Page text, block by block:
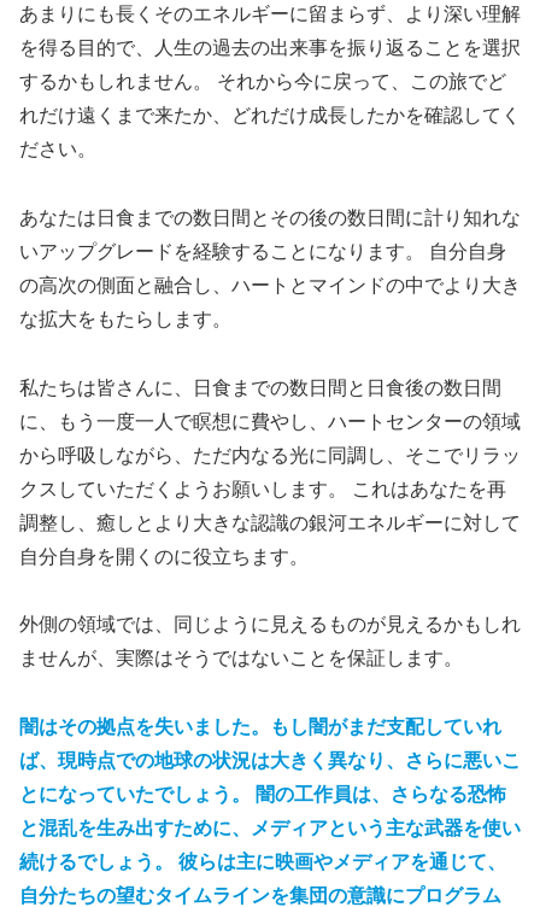
あまりにも長くそのエネルギーに留まらず、より深い理解
を得る目的で、人生の過去の出来事を振り返ることを選択
するかもしれません。 それから今に戻って、この旅でど
れだけ遠くまで来たか、どれだけ成長したかを確認してく
ださい。
あなたは日食までの数日間とその後の数日間に計り知れな
いアップグレードを経験することになります。 自分自身
の高次の側面と融合し、ハートとマインドの中でより大き
な拡大をもたらします。
私たちは皆さんに、日食までの数日間と日食後の数日間
に、もう一度一人で瞑想に費やし、ハートセンターの領域
から呼吸しながら、ただ内なる光に同調し、そこでリラッ
クスしていただくようお願いします。 これはあなたを再
調整し、癒しとより大きな認識の銀河エネルギーに対して
自分自身を開くのに役立ちます。
外側の領域では、同じように見えるものが見えるかもしれ
ませんが、実際はそうではないことを保証します。
闇はその拠点を失いました。もし闇がまだ支配していれ
ば、現時点での地球の状況は大きく異なり、さらに悪いこ
とになっていたでしょう。 闇の工作員は、さらなる恐怖
と混乱を生み出すために、メディアという主な武器を使い
続けるでしょう。 彼らは主に映画やメディアを通じて、
自分たちの望むタイムラインを集団の意識にプログラム